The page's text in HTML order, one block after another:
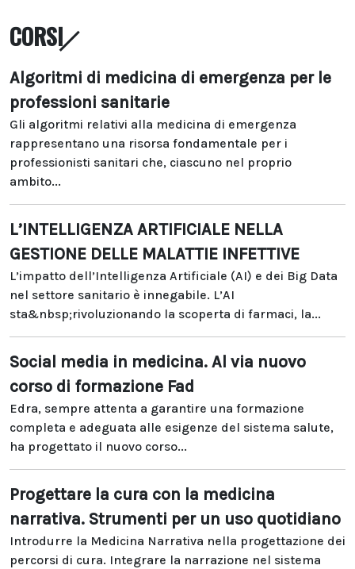
CORSI
Algoritmi di medicina di emergenza per le
professioni sanitarie
Gli algoritmi relativi alla medicina di emergenza
rappresentano una risorsa fondamentale per i
professionisti sanitari che, ciascuno nel proprio
ambito...
L’INTELLIGENZA ARTIFICIALE NELLA
GESTIONE DELLE MALATTIE INFETTIVE
L’impatto dell’Intelligenza Artificiale (AI) e dei Big Data
nel settore sanitario è innegabile. L’AI
sta&nbsp;rivoluzionando la scoperta di farmaci, la...
Social media in medicina. Al via nuovo
corso di formazione Fad
Edra, sempre attenta a garantire una formazione
completa e adeguata alle esigenze del sistema salute,
ha progettato il nuovo corso...
Progettare la cura con la medicina
narrativa. Strumenti per un uso quotidiano
Introdurre la Medicina Narrativa nella progettazione dei
percorsi di cura. Integrare la narrazione nel sistema